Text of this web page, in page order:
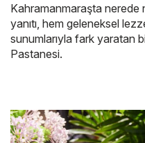
Kahramanmaraşta
yanıtı, hem geleneksel
sunumlarıyla fark yaratan
Pastanesi.